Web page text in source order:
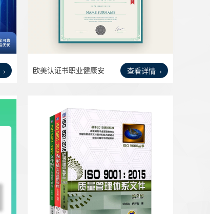
查看详情
欧美认证书职业健康安